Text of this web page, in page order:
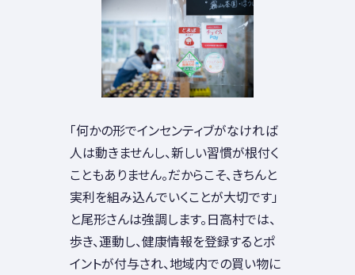
「何かの形でインセンティブがなければ
人は動きませんし、新しい習慣が根付く
こともありません。だからこそ、きちんと
実利を組み込んでいくことが大切です」
と尾形さんは強調します。日高村では、
歩き、運動し、健康情報を登録するとポ
イントが付与され、地域内での買い物に